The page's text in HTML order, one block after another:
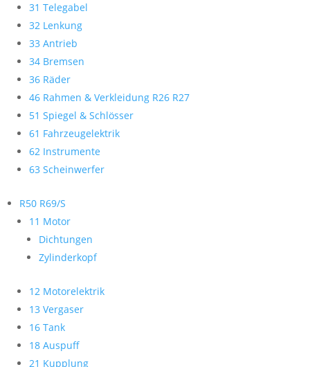
31 Telegabel
32 Lenkung
33 Antrieb
34 Bremsen
36 Räder
46 Rahmen & Verkleidung R26 R27
51 Spiegel & Schlösser
61 Fahrzeugelektrik
62 Instrumente
63 Scheinwerfer
R50 R69/S
11 Motor
Dichtungen
Zylinderkopf
12 Motorelektrik
13 Vergaser
16 Tank
18 Auspuff
21 Kupplung